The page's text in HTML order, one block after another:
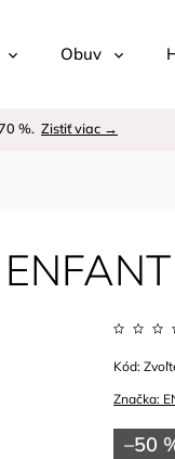
Obuv
%. Zistiť viac →
Značka:
–50
Kód: